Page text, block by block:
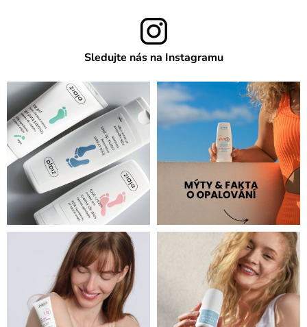
Sledujte nás na Instagramu